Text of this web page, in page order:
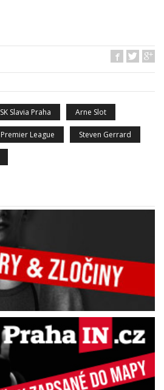
SK Slavia Praha Arne Slot
Premier League Steven Gerrard